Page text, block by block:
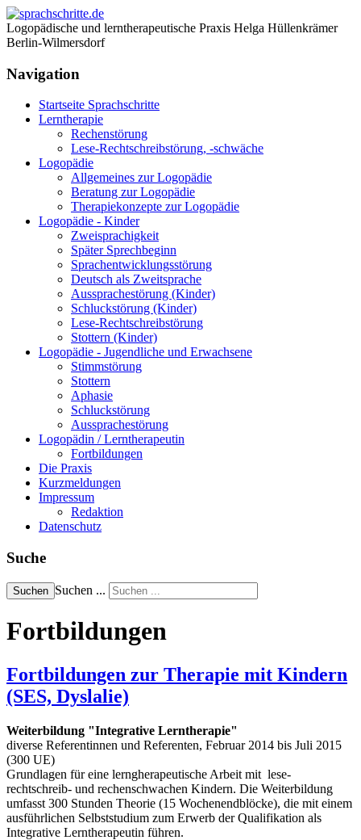
Logopädische und lerntherapeutische Praxis Helga Hüllenkrämer
Berlin-Wilmersdorf
Navigation
Startseite Sprachschritte
Lerntherapie
Rechenstörung
Lese-Rechtschreibstörung, -schwäche
Logopädie
Allgemeines zur Logopädie
Beratung zur Logopädie
Therapiekonzepte zur Logopädie
Logopädie - Kinder
Zweisprachigkeit
Später Sprechbeginn
Sprachentwicklungsstörung
Deutsch als Zweitsprache
Aussprachestörung (Kinder)
Schluckstörung (Kinder)
Lese-Rechtschreibstörung
Stottern (Kinder)
Logopädie - Jugendliche und Erwachsene
Stimmstörung
Stottern
Aphasie
Schluckstörung
Aussprachestörung
Logopädin / Lerntherapeutin
Fortbildungen
Die Praxis
Kurzmeldungen
Impressum
Redaktion
Datenschutz
Suche
Suchen Suchen ...
Fortbildungen
Fortbildungen zur Therapie mit Kindern
(SES, Dyslalie)
Weiterbildung "Integrative Lerntherapie"
diverse Referentinnen und Referenten, Februar 2014 bis Juli 2015
(300 UE)
Grundlagen für eine lerngherapeutische Arbeit mit lese-
rechtschreib- und rechenschwachen Kindern. Die Weiterbildung
umfasst 300 Stunden Theorie (15 Wochenendblöcke), die mit einem
ausführlichen Selbststudium zum Erwerb der Qualifikation als
Integrative Lerntherapeutin führen.